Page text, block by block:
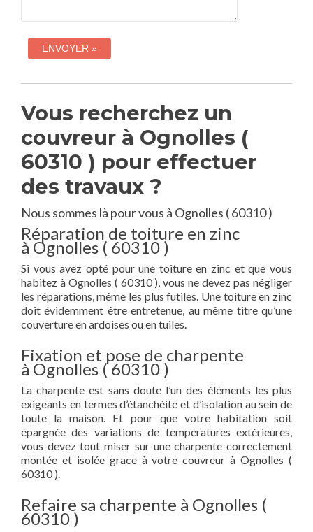
Vous recherchez un
couvreur à Ognolles (
60310 ) pour effectuer
des travaux ?
Nous sommes là pour vous à Ognolles ( 60310 )
Réparation de toiture en zinc
à Ognolles ( 60310 )
Si vous avez opté pour une toiture en zinc et que vous
habitez à Ognolles ( 60310 ), vous ne devez pas négliger
les réparations, même les plus futiles. Une toiture en zinc
doit évidemment être entretenue, au même titre qu’une
couverture en ardoises ou en tuiles.
Fixation et pose de charpente
à Ognolles ( 60310 )
La charpente est sans doute l’un des éléments les plus
exigeants en termes d’étanchéité et d’isolation au sein de
toute la maison. Et pour que votre habitation soit
épargnée des variations de températures extérieures,
vous devez tout miser sur une charpente correctement
montée et isolée grace à votre couvreur à Ognolles (
60310 ).
Refaire sa charpente à Ognolles (
60310 )